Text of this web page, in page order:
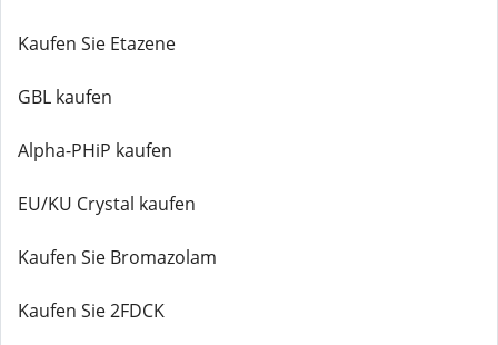
Kaufen Sie Etazene
GBL kaufen
Alpha-PHiP kaufen
EU/KU Crystal kaufen
Kaufen Sie Bromazolam
Kaufen Sie 2FDCK